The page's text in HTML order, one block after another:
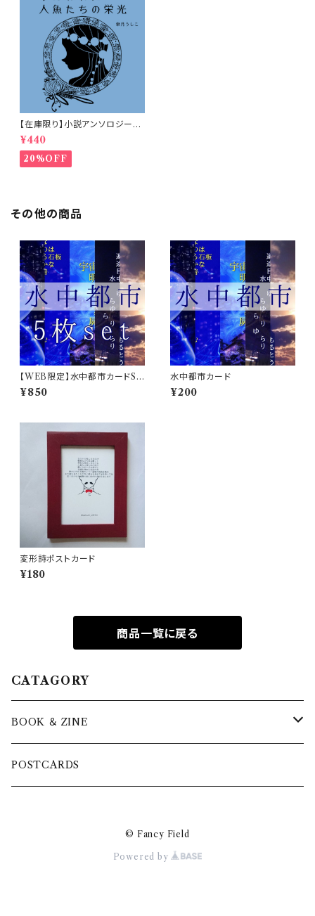
【在庫限り】小説アンソロジー
「うばわれた人魚たちの栄光」
¥440
20%OFF
その他の商品
【WEB限定】水中都市カードSE
T
¥850
水中都市カード
¥200
変形詩ポストカード
¥180
商品一覧に戻る
CATAGORY
BOOK ＆ ZINE
小説
POSTCARDS
© Fancy Field
Powered by